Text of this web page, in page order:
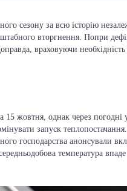
сезону за всю історію
вторгнення. Попри
враховуючи необхідність
15 жовтня, однак через
запуск
господарства анонсували
температура